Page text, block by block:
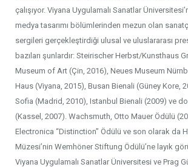
çalışıyor. Viyana Uygulamalı Sanatlar
medya tasarımı bölümlerinden mezun olan
sergileri gerçekleştirdiği ulusal ve uluslararası
bazıları şunlardır: Steirischer Herbst/Kunsthaus
Museum of Art (Çin, 2016), Neues Museum
Haus (Viyana, 2015), Busan Bienali (Güney Kore,
Sofia (Madrid, 2010), Istanbul Bienali (2009) ve
(Kassel, 2007). Wachsmuth, Otto Mauer Ödülü
Electronica “Distinction” Ödülü ve son olarak da
Müzesi’nin Wemhöner Stiftung Ödülü’ne layık
Viyana Uygulamalı Sanatlar Üniversitesi ve Prag